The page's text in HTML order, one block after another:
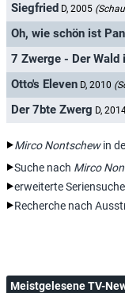
Siegfried D, 2005
Oh, wie schön ist
7 Zwerge - Der Wald
Otto's Eleven D, 2010
Der 7bte Zwerg D,
Mirco Nontschewin
Suche nach Mirco
erweiterte Seriensuche
Recherche nach
Meistgelesene TV-